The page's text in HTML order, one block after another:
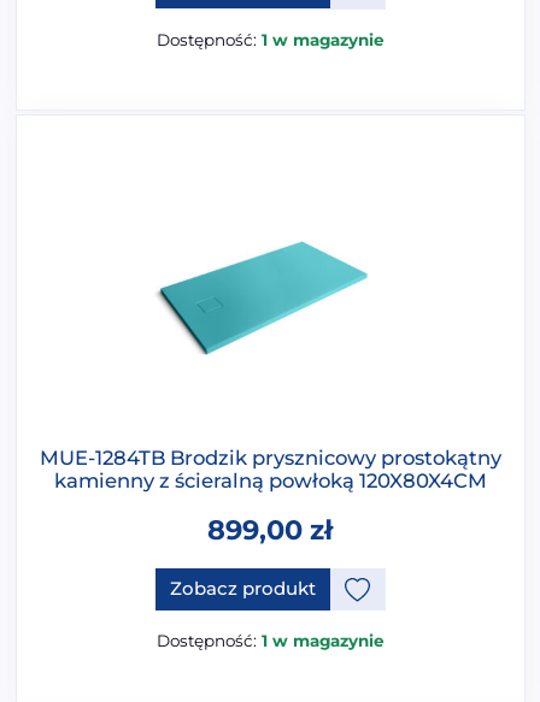
Dostępność: 1 w magazynie
MUE-1284TB Brodzik prysznicowy prostokątny
kamienny z ścieralną powłoką 120X80X4CM
899,00 zł
Zobacz produktTen produkt ma opcje, które
Dostępność: 1 w magazynie